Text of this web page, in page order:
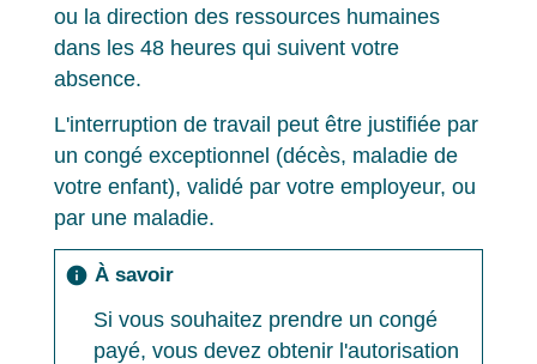
ou la direction des ressources humaines
dans les 48 heures qui suivent votre
absence.
L'interruption de travail peut être justifiée par
un congé exceptionnel (décès, maladie de
votre enfant), validé par votre employeur, ou
par une maladie.
info À savoir
Si vous souhaitez prendre un congé
payé, vous devez obtenir l'autorisation